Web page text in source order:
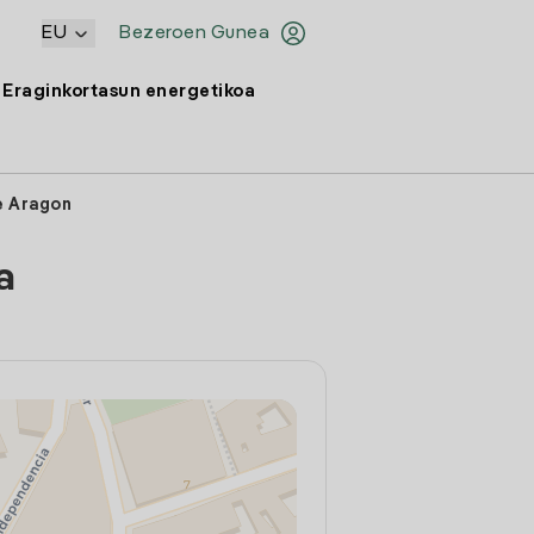
Bezeroen Gunea
EU
Eraginkortasun energetikoa
Aragon